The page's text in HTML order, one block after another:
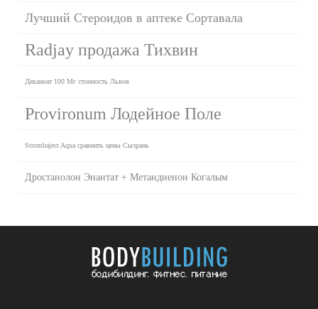
Лучший Стероидов в аптеке Сортавала
Radjay продажа Тихвин
Деканоат 100 Мг стоимость Львов
Provironum Лодейное Поле
Strombaject Aqua сравнить цены Сызрань
Дростанолон Энантат + Метандиенон Когалым